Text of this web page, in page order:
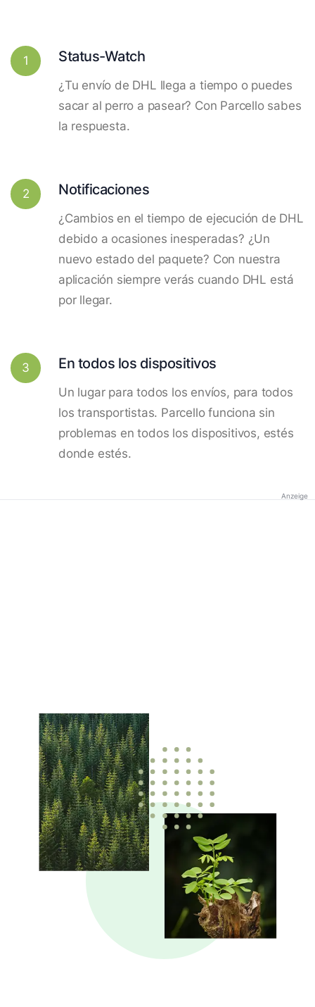
1 Status-Watch
¿Tu envío de DHL llega a tiempo o puedes
sacar al perro a pasear? Con Parcello sabes
la respuesta.
2 Notificaciones
¿Cambios en el tiempo de ejecución de DHL
debido a ocasiones inesperadas? ¿Un
nuevo estado del paquete? Con nuestra
aplicación siempre verás cuando DHL está
por llegar.
3 En todos los dispositivos
Un lugar para todos los envíos, para todos
los transportistas. Parcello funciona sin
problemas en todos los dispositivos, estés
donde estés.
Anzeige